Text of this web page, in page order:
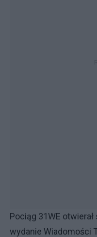
Pociąg 31WE
wydanie Wiadomości